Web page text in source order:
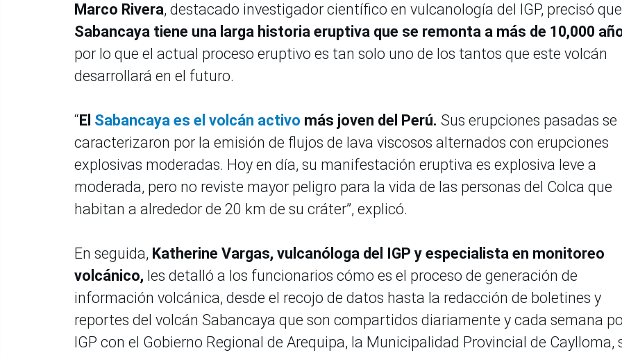
Marco Rivera, destacado investigador científico en vulcanología del IGP, precisó
Sabancaya tiene una larga historia eruptiva que se remonta a más de 10,000
por lo que el actual proceso eruptivo es tan solo uno de los tantos que este volcán
desarrollará en el futuro.
“ El Sabancaya es el volcán activo más joven del Perú. Sus erupciones pasadas se
caracterizaron por la emisión de flujos de lava viscosos alternados con erupciones
explosivas moderadas. Hoy en día, su manifestación eruptiva es explosiva leve a
moderada, pero no reviste mayor peligro para la vida de las personas del Colca que
habitan a alrededor de 20 km de su cráter”, explicó.
En seguida, Katherine Vargas, vulcanóloga del IGP y especialista en monitoreo
volcánico, les detalló a los funcionarios cómo es el proceso de generación de
información volcánica, desde el recojo de datos hasta la redacción de boletines y
reportes del volcán Sabancaya que son compartidos diariamente y cada semana
IGP con el Gobierno Regional de Arequipa, la Municipalidad Provincial de Caylloma,